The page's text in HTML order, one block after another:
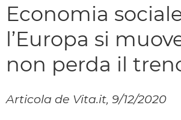
Economia
l’Europa si
non perda il
Articola de Vita.it, 9/12/2020